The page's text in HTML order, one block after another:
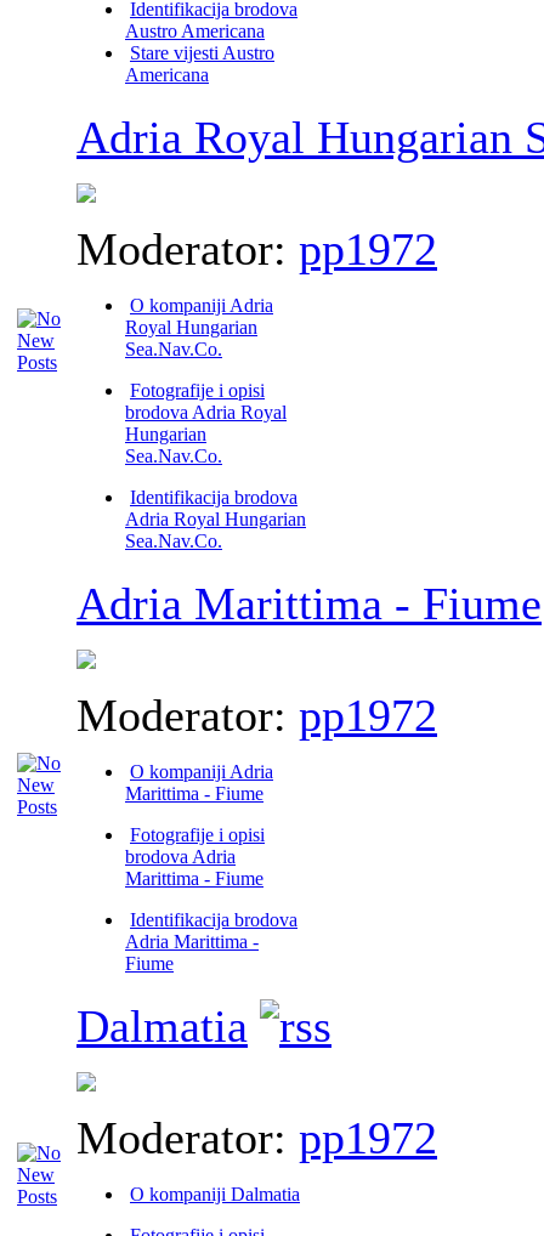
Identifikacija brodova
Austro Americana
Stare vijesti Austro
Americana
Adria Royal Hungarian
Moderator: pp1972
O kompaniji Adria
Royal Hungarian
Sea.Nav.Co.
Fotografije i opisi
brodova Adria Royal
Hungarian
Sea.Nav.Co.
Identifikacija brodova
Adria Royal Hungarian
Sea.Nav.Co.
Adria Marittima - Fiume
Moderator: pp1972
O kompaniji Adria
Marittima - Fiume
Fotografije i opisi
brodova Adria
Marittima - Fiume
Identifikacija brodova
Adria Marittima -
Fiume
Dalmatia
Moderator: pp1972
O kompaniji Dalmatia